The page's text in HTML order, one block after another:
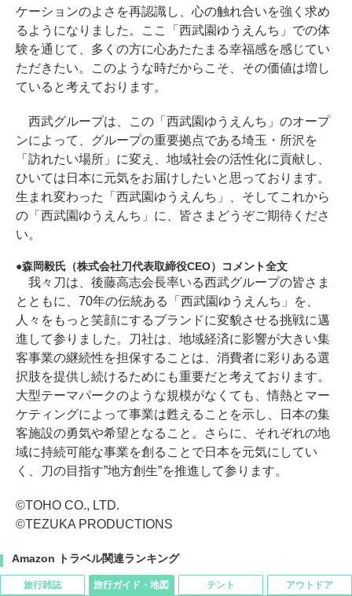
ケーションのよさを再認識し、心の触れ合いを強く求め
るようになりました。ここ「西武園ゆうえんち」での体
験を通じて、多くの方に心あたたまる幸福感を感じてい
ただきたい。このような時だからこそ、その価値は増し
ていると考えております。
西武グループは、この「西武園ゆうえんち」のオープ
ンによって、グループの重要拠点である埼玉・所沢を
「訪れたい場所」に変え、地域社会の活性化に貢献し、
ひいては日本に元気をお届けしたいと思っております。
生まれ変わった「西武園ゆうえんち」、そしてこれから
の「西武園ゆうえんち」に、皆さまどうぞご期待くださ
い。
森岡毅氏（株式会社刀代表取締役CEO）コメント全文
我々刀は、後藤高志会長率いる西武グループの皆さま
とともに、70年の伝統ある「西武園ゆうえんち」を、
人々をもっと笑顔にするブランドに変貌させる挑戦に邁
進して参りました。刀社は、地域経済に影響が大きい集
客事業の継続性を担保することは、消費者に彩りある選
択肢を提供し続けるためにも重要だと考えております。
大型テーマパークのような規模がなくても、情熱とマー
ケティングによって事業は甦えることを示し、日本の集
客施設の勇気や希望となること。さらに、それぞれの地
域に持続可能な事業を創ることで日本を元気にしてい
く、刀の目指す”地方創生”を推進して参ります。
©TOHO CO., LTD.
©TEZUKA PRODUCTIONS
Amazon トラベル関連ランキング
旅行雑誌 旅行ガイド・地図 テント アウトドア